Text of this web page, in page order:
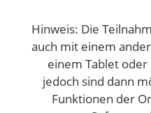
Hinweis: Die
auch mit einem
einem Tablet
jedoch sind dann
Funktionen der